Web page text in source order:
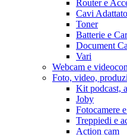
Router e
Cavi
Toner
Batterie e
Document
Vari
Webcam e
Foto, video,
Kit podcast,
Joby
Fotocamere
Treppiedi e
Action cam